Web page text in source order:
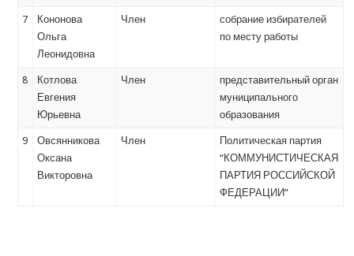
7
Кононова
Ольга
Леонидовна
Член
собрание избирателей
по месту работы
8
Котлова
Евгения
Юрьевна
Член
представительный орган
муниципального
образования
9
Овсянникова
Оксана
Викторовна
Член
Политическая партия
“КОММУНИСТИЧЕСКАЯ
ПАРТИЯ РОССИЙСКОЙ
ФЕДЕРАЦИИ”